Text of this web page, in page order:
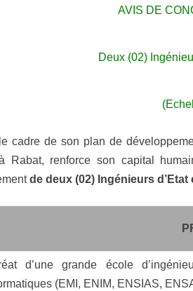
AVIS DE
Deux (02)
cadre de son plan de
Rabat, renforce son capital
de deux (02) Ingénieurs d’Etat
d’une grande école
(EMI, ENIM, ENSIAS,